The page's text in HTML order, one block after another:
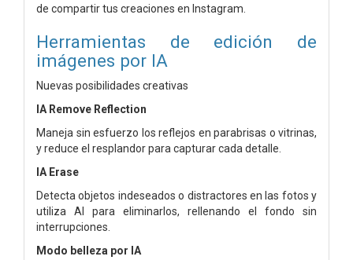
de compartir tus creaciones en Instagram.
Herramientas de edición de
imágenes por IA
Nuevas posibilidades creativas
IA Remove Reflection
Maneja sin esfuerzo los reflejos en parabrisas o vitrinas,
y reduce el resplandor para capturar cada detalle.
IA Erase
Detecta objetos indeseados o distractores en las fotos y
utiliza AI para eliminarlos, rellenando el fondo sin
interrupciones.
Modo belleza por IA